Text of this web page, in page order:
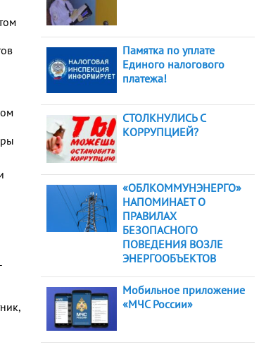
Памятка по уплате
Единого налогового
платежа!
СТОЛКНУЛИСЬ С
КОРРУПЦИЕЙ?
«ОБЛКОММУНЭНЕРГО»
НАПОМИНАЕТ О
ПРАВИЛАХ
БЕЗОПАСНОГО
ПОВЕДЕНИЯ ВОЗЛЕ
ЭНЕРГООБЪЕКТОВ
Мобильное приложение
«МЧС России»